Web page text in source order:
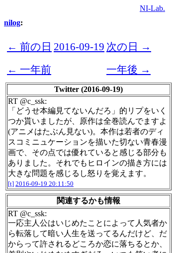
NI-Lab.
nilog:
← 前の日 2016-09-19 次の日 →
← 一年前
一年後 →
Twitter (2016-09-19)
RT @c_ssk:
「どうせ本編見てないんだろ」的リプをいく
つか貰いましたが、原作は全巻読んでますよ
(アニメはたぶん見ない)。本作は若者のディ
スコミニュケーションを描いた切ない青春漫
画で、その点では優れていると感じる部分も
ありました。それでもヒロインの描き方には
大きな問題を感じるし怒りを覚えます。
[t] 2016-09-19 20:11:50
関連するかも情報
RT @c_ssk:
一応主人公はいじめたことによって人気者か
ら転落して暗い人生を送ってるんだけど、だ
からって許されるどころか恋に落ちるとか、